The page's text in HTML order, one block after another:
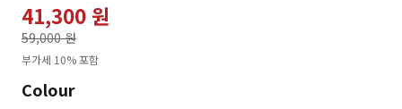
41,300 원
59,000 원
로
부가세 10% 포함
Colour